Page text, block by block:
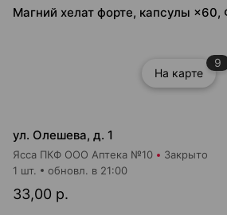
Магний хелат форте, капсулы
На карте
9
ул. Олешева, д. 1
Ясса ПКФ ООО Аптека №10 Закрыто
33,00 р.
1 шт. обновл. в 21:00